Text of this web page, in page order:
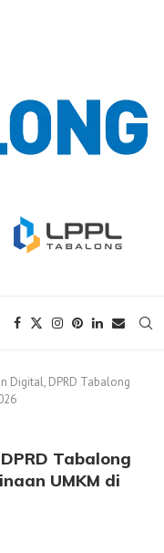
Digital, DPRD Tabalong
Tabalong
UMKM di